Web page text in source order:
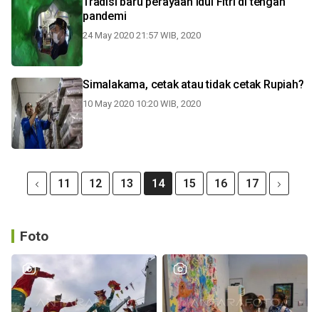
pandemi
24 May 2020 21:57 WIB, 2020
Simalakama, cetak atau tidak cetak Rupiah?
10 May 2020 10:20 WIB, 2020
11 12 13 14 15 16 17
Foto